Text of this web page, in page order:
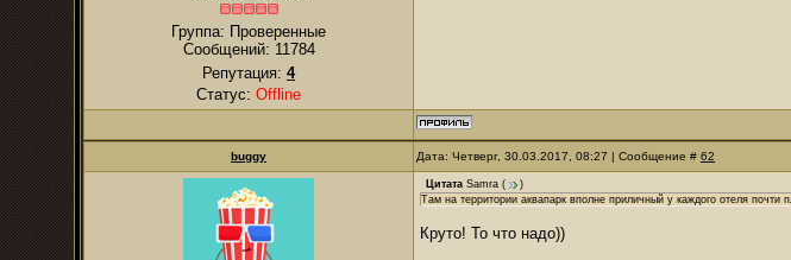
Группа: Проверенные
Сообщений: 11784
Репутация: 4
Статус: Offline
buggy Дата: Четверг, 30.03.2017, 08:27 | Сообщение # 62
Цитата Samra (
)
Там на территории аквапарк вполне приличный у каждого отеля
Круто! То что надо))